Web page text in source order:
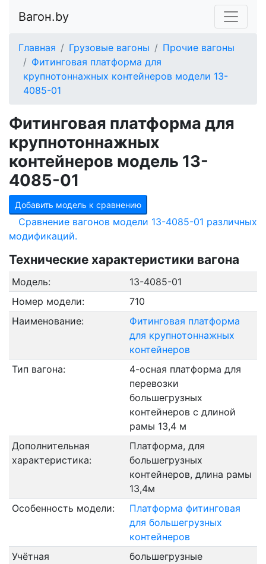
Вагон.by
Главная Грузовые вагоны
Прочие вагоны
Фитинговая платформа для
крупнотоннажных контейнеров модели 13-
4085-01
Фитинговая платформа для
крупнотоннажных
контейнеров модель 13-
4085-01
Добавить модель к сравнению
Сравнение вагонов модели 13-4085-01 различных
модификаций.
Технические характеристики вагона
Модель:
13-4085-01
Номер модели:
710
Наименование:
Фитинговая платформа
для крупнотоннажных
контейнеров
Тип вагона:
4-осная платформа для
перевозки
большегрузных
контейнеров с длиной
рамы 13,4 м
Дополнительная
характеристика:
Платформа, для
большегрузных
контейнеров, длина рамы
13,4м
Особенность модели:
Платформа фитинговая
для большегрузных
контейнеров
Учётная
большегрузные